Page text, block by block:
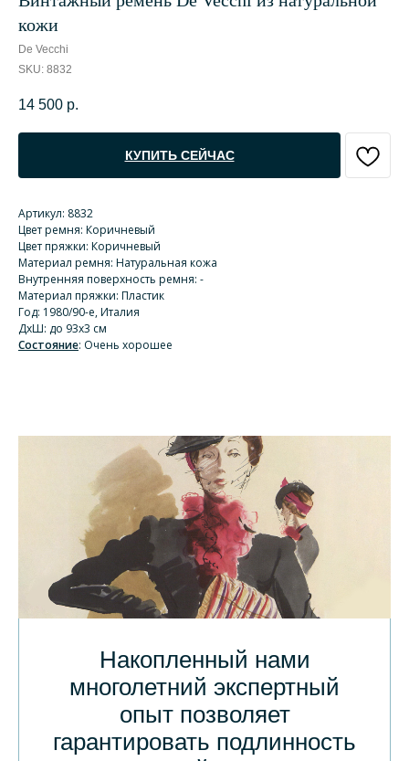
кожи
De Vecchi
SKU: 8832
14 500 р.
КУПИТЬ СЕЙЧАС
Артикул: 8832
Цвет ремня: Коричневый
Цвет пряжки: Коричневый
Материал ремня: Натуральная кожа
Внутренняя поверхность ремня: -
Материал пряжки: Пластик
Год: 1980/90-е, Италия
ДхШ: до 93х3 см
Состояние: Очень хорошее
Накопленный нами
многолетний экспертный
опыт позволяет
гарантировать подлинность